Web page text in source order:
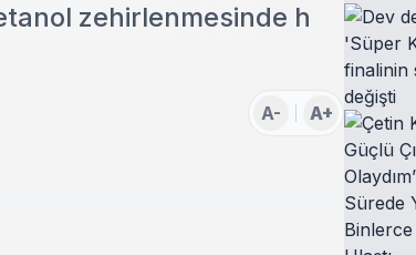
zehirlenmesinde h
A- A+